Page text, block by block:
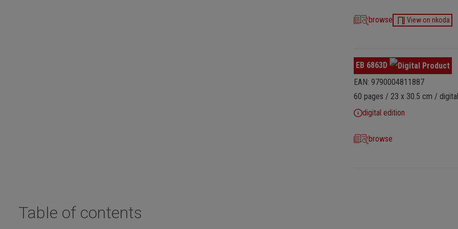
browse View on nkoda
EB 6863D
EAN: 9790004811887
60 pages / 23 x 30.5 cm /
digital edition
browse
Table of contents